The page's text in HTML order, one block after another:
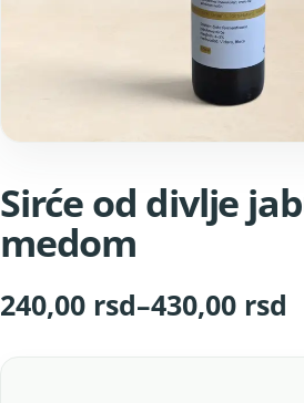
Sirće od divlje
medom
240,00 rsd–430,00 rsd
Raspon cena: od